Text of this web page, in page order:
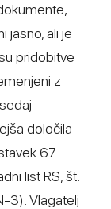
jasno, ali je
pridobitve
z
določila
67.
list RS, št.
3). Vlagatelj